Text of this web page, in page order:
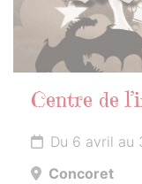
Centre de
Du 6 avril au
Concoret